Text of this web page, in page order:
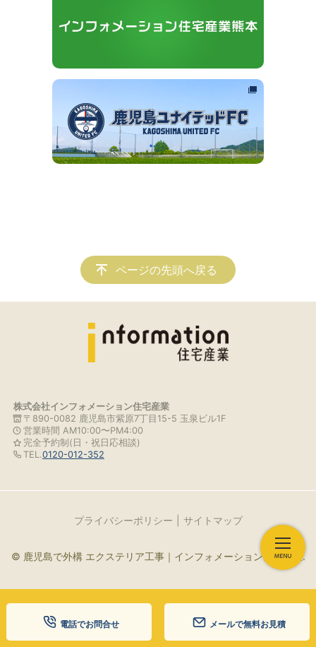
電話でお問合せ メールで無料お見積
ページの先頭へ戻る
株式会社インフォメーション住宅産業
〒890-0082 鹿児島市紫原7丁目15-5 玉泉ビル1F
営業時間 AM10:00〜PM4:00
完全予約制(日・祝日応相談)
TEL.0120-012-352
プライバシーポリシー サイトマップ
© 鹿児島で外構 エクステリア工事｜インフォメーション住宅産業.